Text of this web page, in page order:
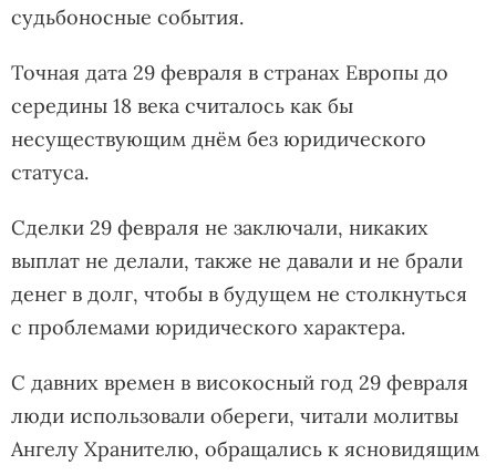
судьбоносные события.
Точная дата 29 февраля в странах Европы до
середины 18 века считалось как бы
несуществующим днём без юридического
статуса.
Сделки 29 февраля не заключали, никаких
выплат не делали, также не давали и не брали
денег в долг, чтобы в будущем не столкнуться
с проблемами юридического характера.
С давних времен в високосный год 29 февраля
люди использовали обереги, читали молитвы
Ангелу Хранителю, обращались к ясновидящим